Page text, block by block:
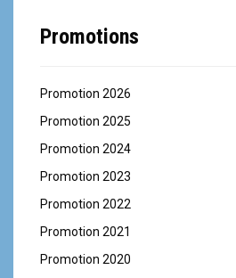
Promotions
Promotion 2026
Promotion 2025
Promotion 2024
Promotion 2023
Promotion 2022
Promotion 2021
Promotion 2020